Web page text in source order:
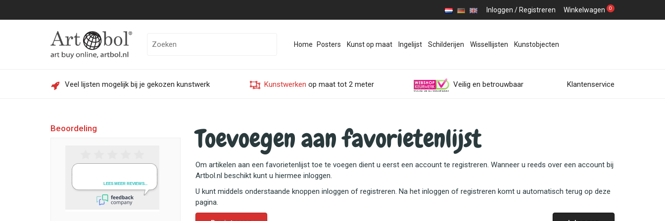
Inloggen / Registreren Winkelwagen 0
Home Posters Kunst op maat Ingelijst Schilderijen Wissellijsten Kunstobjecten
Veel lijsten mogelijk bij je gekozen kunstwerk Kunstwerken op maat tot 2 meter Veilig en betrouwbaar Klantenservice
Beoordeling Toevoegen aan favorietenlijst
Om artikelen aan een favorietenlijst toe te voegen dient u eerst een account te registreren. Wanneer u reeds over een account bij
Artbol.nl beschikt kunt u hiermee inloggen.
U kunt middels onderstaande knoppen inloggen of registreren. Na het inloggen of registreren komt u automatisch terug op deze
pagina.